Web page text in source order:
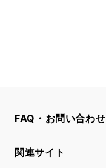
FAQ・お問い合わせ
関連サイト